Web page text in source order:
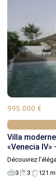
995 000 €
Villa
«Venecia IV»
Découvrez
3
3 121 m